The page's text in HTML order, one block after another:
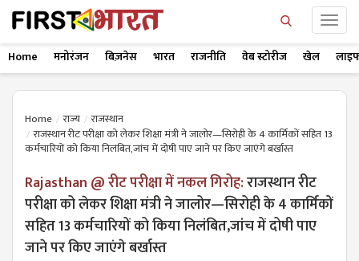
Home मनोरंजन बिज़नेस भारत राजनीति वेब स्टोरीज खेल
Home राज्य
राजस्थान
राजस्थान रीट परीक्षा को लेकर शिक्षा मंत्री ने जालोर—सिरोही के 4 कार्मिकों सहित 13
कर्मचारियों को किया निलंबित,जांच में दोषी पाए जाने पर किए जाएंगे बर्खास्त
Rajasthan @ रीट परीक्षा में नकल गिरोह:राजस्थान रीट
परीक्षा को लेकर शिक्षा मंत्री ने जालोर—सिरोही के 4 कार्मिकों
सहित 13 कर्मचारियों को किया निलंबित,जांच में दोषी पाए
जाने पर किए जाएंगे बर्खास्त